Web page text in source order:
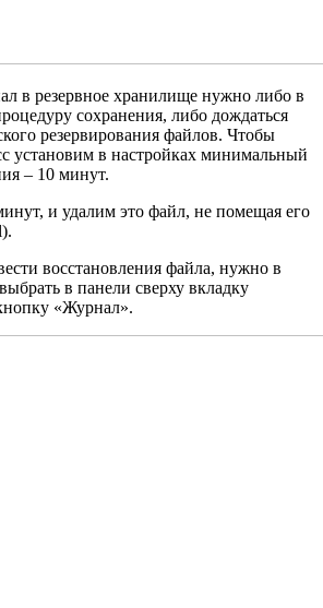
в резервное хранилище нужно либо в
сохранения, либо дождаться
резервирования файлов. Чтобы
установим в настройках минимальный
– 10 минут.
и удалим это файл, не помещая его
восстановления файла, нужно в
в панели сверху вкладку
«Журнал».